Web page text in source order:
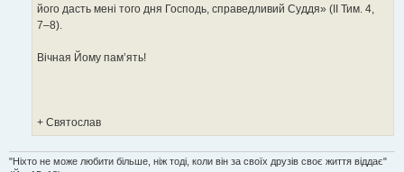
його дасть мені того дня Господь, справедливий Суддя» (ІІ Тим. 4,
7–8).
Вічная Йому пам’ять!
+ Святослав
"Ніхто не може любити більше, ніж тоді, коли він за своїх друзів своє життя віддає"